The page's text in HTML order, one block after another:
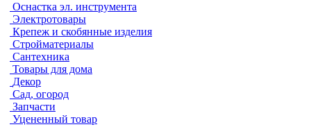
Оснастка эл. инструмента
Электротовары
Крепеж и скобянные изделия
Стройматериалы
Сантехника
Товары для дома
Декор
Сад, огород
Запчасти
Уцененный товар